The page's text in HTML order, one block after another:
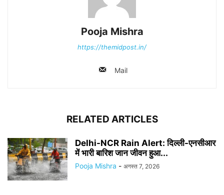
Pooja Mishra
https://themidpost.in/
Mail
RELATED ARTICLES
Delhi-NCR Rain Alert: दिल्ली-एनसीआर
में भारी बारिश जान जीवन हुआ...
Pooja Mishra - अगस्त 7, 2026